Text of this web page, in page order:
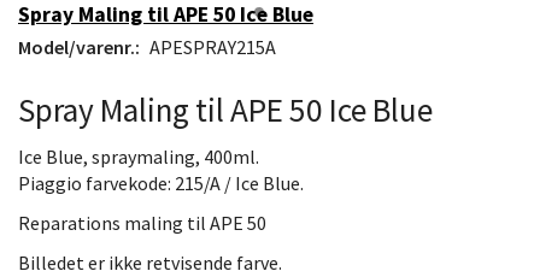
Spray Maling til APE 50 Ice Blue
Model/varenr.: APESPRAY215A
Spray Maling til APE 50 Ice Blue
Ice Blue, spraymaling, 400ml.
Piaggio farvekode: 215/A / Ice Blue.
Reparations maling til APE 50
Billedet er ikke retvisende farve.